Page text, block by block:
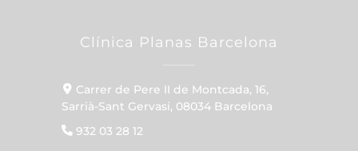
Clínica Planas Barcelona
Carrer de Pere II de Montcada, 16,
Sarrià-Sant Gervasi, 08034 Barcelona
932 03 28 12